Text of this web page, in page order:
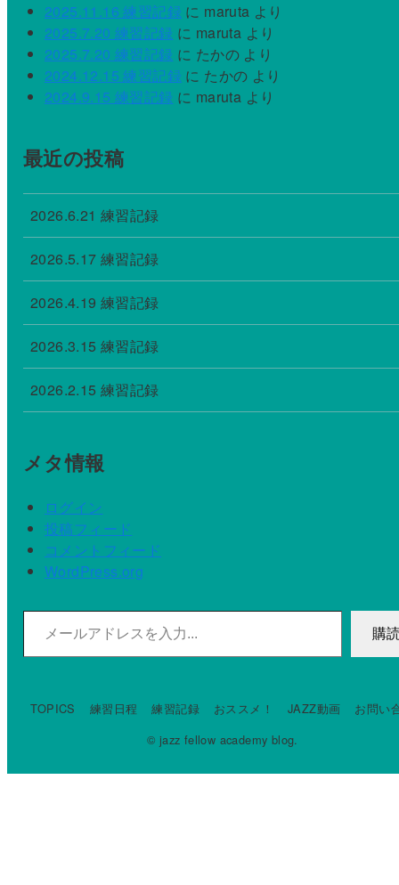
2025.11.16 練習記録 に maruta より
2025.7.20 練習記録 に maruta より
2025.7.20 練習記録 に たかのより
2024.12.15 練習記録 に たかの より
2024.9.15 練習記録 に maruta より
最近の投稿
2026.6.21 練習記録
2026.5.17 練習記録
2026.4.19 練習記録
2026.3.15 練習記録
2026.2.15 練習記録
メタ情報
ログイン
投稿フィード
コメントフィード
WordPress.org
メールアドレスを入力...
購
TOPICS 練習日程 練習記録 おススメ！ JAZZ動画
お問い
© jazz fellow academy blog.